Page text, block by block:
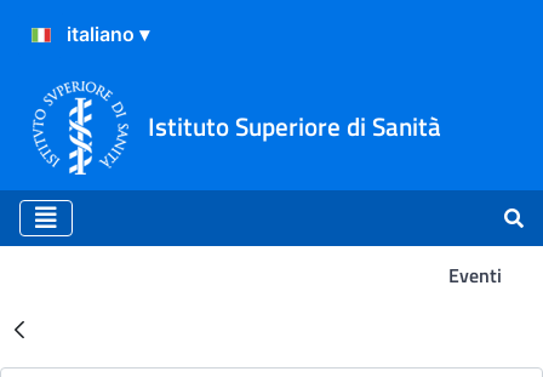
Istituto Superiore di Sanità
Eventi
Risultati della Ricerca -